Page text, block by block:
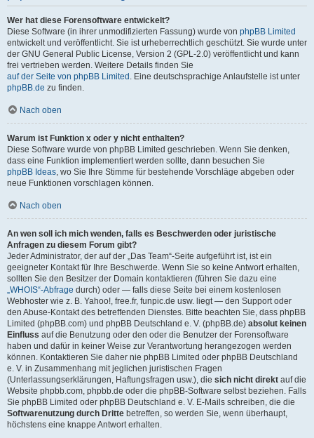
Wer hat diese Forensoftware entwickelt?
Diese Software (in ihrer unmodifizierten Fassung) wurde von phpBB Limited
entwickelt und veröffentlicht. Sie ist urheberrechtlich geschützt. Sie wurde unter
der GNU General Public License, Version 2 (GPL-2.0) veröffentlicht und kann
frei vertrieben werden. Weitere Details finden Sie
auf der Seite von phpBB Limited . Eine deutschsprachige Anlaufstelle ist unter
phpBB.de zu finden.
Nach oben
Warum ist Funktion x oder y nicht enthalten?
Diese Software wurde von phpBB Limited geschrieben. Wenn Sie denken,
dass eine Funktion implementiert werden sollte, dann besuchen Sie
phpBB Ideas, wo Sie Ihre Stimme für bestehende Vorschläge abgeben oder
neue Funktionen vorschlagen können.
Nach oben
An wen soll ich mich wenden, falls es Beschwerden oder juristische
Anfragen zu diesem Forum gibt?
Jeder Administrator, der auf der „Das Team“-Seite aufgeführt ist, ist ein
geeigneter Kontakt für Ihre Beschwerde. Wenn Sie so keine Antwort erhalten,
sollten Sie den Besitzer der Domain kontaktieren (führen Sie dazu eine
„WHOIS“-Abfrage durch) oder — falls diese Seite bei einem kostenlosen
Webhoster wie z. B. Yahoo!, free.fr, funpic.de usw. liegt — den Support oder
den Abuse-Kontakt des betreffenden Dienstes. Bitte beachten Sie, dass phpBB
Limited (phpBB.com) und phpBB Deutschland e. V. (phpBB.de) absolut keinen
Einfluss auf die Benutzung oder den oder die Benutzer der Forensoftware
haben und dafür in keiner Weise zur Verantwortung herangezogen werden
können. Kontaktieren Sie daher nie phpBB Limited oder phpBB Deutschland
e. V. in Zusammenhang mit jeglichen juristischen Fragen
(Unterlassungserklärungen, Haftungsfragen usw.), die sich nicht direkt auf die
Website phpbb.com, phpbb.de oder die phpBB-Software selbst beziehen. Falls
Sie phpBB Limited oder phpBB Deutschland e. V. E-Mails schreiben, die die
Softwarenutzung durch Dritte betreffen, so werden Sie, wenn überhaupt,
höchstens eine knappe Antwort erhalten.